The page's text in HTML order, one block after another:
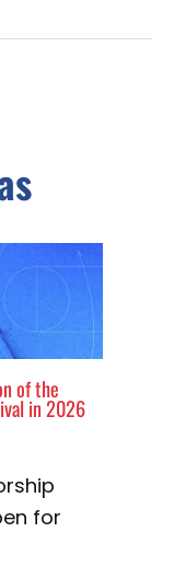
of the
in 2026
for